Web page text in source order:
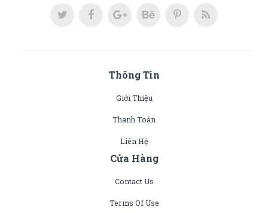
Thông Tin
Giới Thiệu
Thanh Toán
Liên Hệ
Cửa Hàng
Contact Us
Terms Of Use